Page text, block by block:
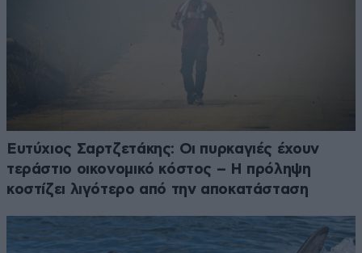
Ευτύχιος Σαρτζετάκης: Οι πυρκαγιές έχουν
τεράστιο οικονομικό κόστος – Η πρόληψη
κοστίζει λιγότερο από την αποκατάσταση